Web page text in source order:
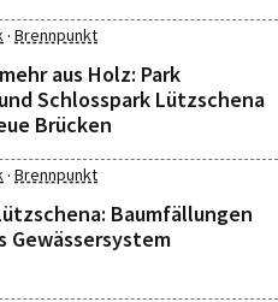
· Brennpunkt
aus Holz: Park
Schlosspark Lützschena
Brücken
· Brennpunkt
Baumfällungen
Gewässersystem